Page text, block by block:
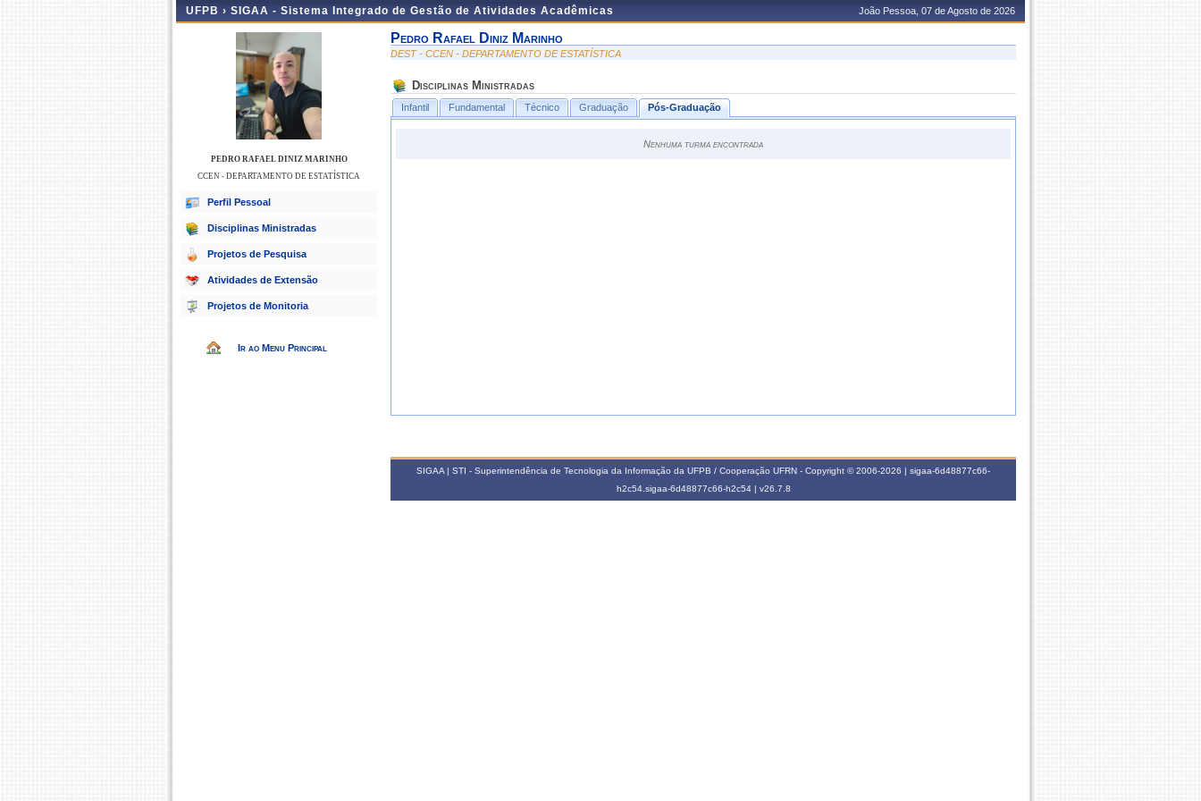
UFPB › SIGAA - Sistema Integrado de Gestão de Atividades Acadêmicas João Pessoa, 07 de Agosto de 2026
PEDRO RAFAEL DINIZ MARINHO
CCEN - DEPARTAMENTO DE ESTATÍSTICA
Perfil Pessoal
Disciplinas Ministradas
Projetos de Pesquisa
Atividades de Extensão
Projetos de Monitoria
Ir ao Menu Principal
Pedro Rafael Diniz Marinho
DEST - CCEN - DEPARTAMENTO DE ESTATÍSTICA
Disciplinas Ministradas
Infantil Fundamental Técnico Graduação Pós-Graduação
Nenhuma turma encontrada
SIGAA | STI - Superintendência de Tecnologia da Informação da UFPB / Cooperação UFRN - Copyright © 2006-2026 | sigaa-6d48877c66-
h2c54.sigaa-6d48877c66-h2c54 | v26.7.8